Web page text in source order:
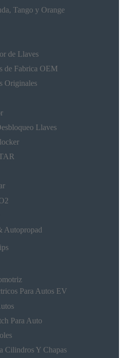
Tango y Orange
de Llaves
de Fabrica OEM
Originales
Llaves
Autopropad
Para Autos EV
Para Auto
Cilindros Y Chapas